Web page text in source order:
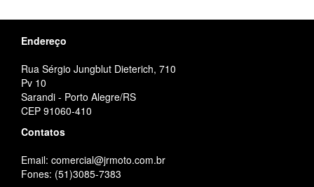
Endereço
Rua Sérgio Jungblut Dieterich, 710
Pv 10
Sarandi - Porto Alegre/RS
CEP 91060-410
Contatos
Email: comercial@jrmoto.com.br
Fones: (51)3085-7383